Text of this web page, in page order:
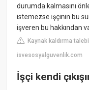
durumda kalmasını
istemezse işçinin bu
işveren bu hakkından
Kaynak kaldırma talebi
isvesosyalguvenlik.com
İşçi kendi